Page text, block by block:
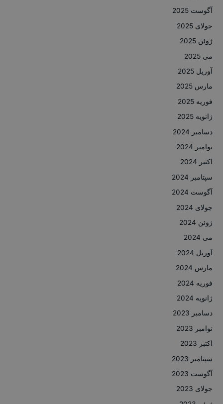
آگوست 2025
جولای 2025
ژوئن 2025
می 2025
آوریل 2025
مارس 2025
فوریه 2025
ژانویه 2025
دسامبر 2024
نوامبر 2024
اکتبر 2024
سپتامبر 2024
آگوست 2024
جولای 2024
ژوئن 2024
می 2024
آوریل 2024
مارس 2024
فوریه 2024
ژانویه 2024
دسامبر 2023
نوامبر 2023
اکتبر 2023
سپتامبر 2023
آگوست 2023
جولای 2023